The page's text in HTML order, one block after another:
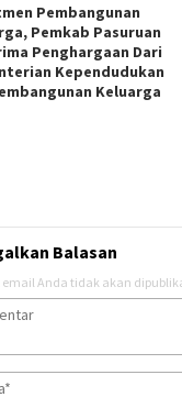
Pembangunan
Pemkab Pasuruan
Penghargaan Dari
Kependudukan
Keluarga
Balasan
Anda tidak akan